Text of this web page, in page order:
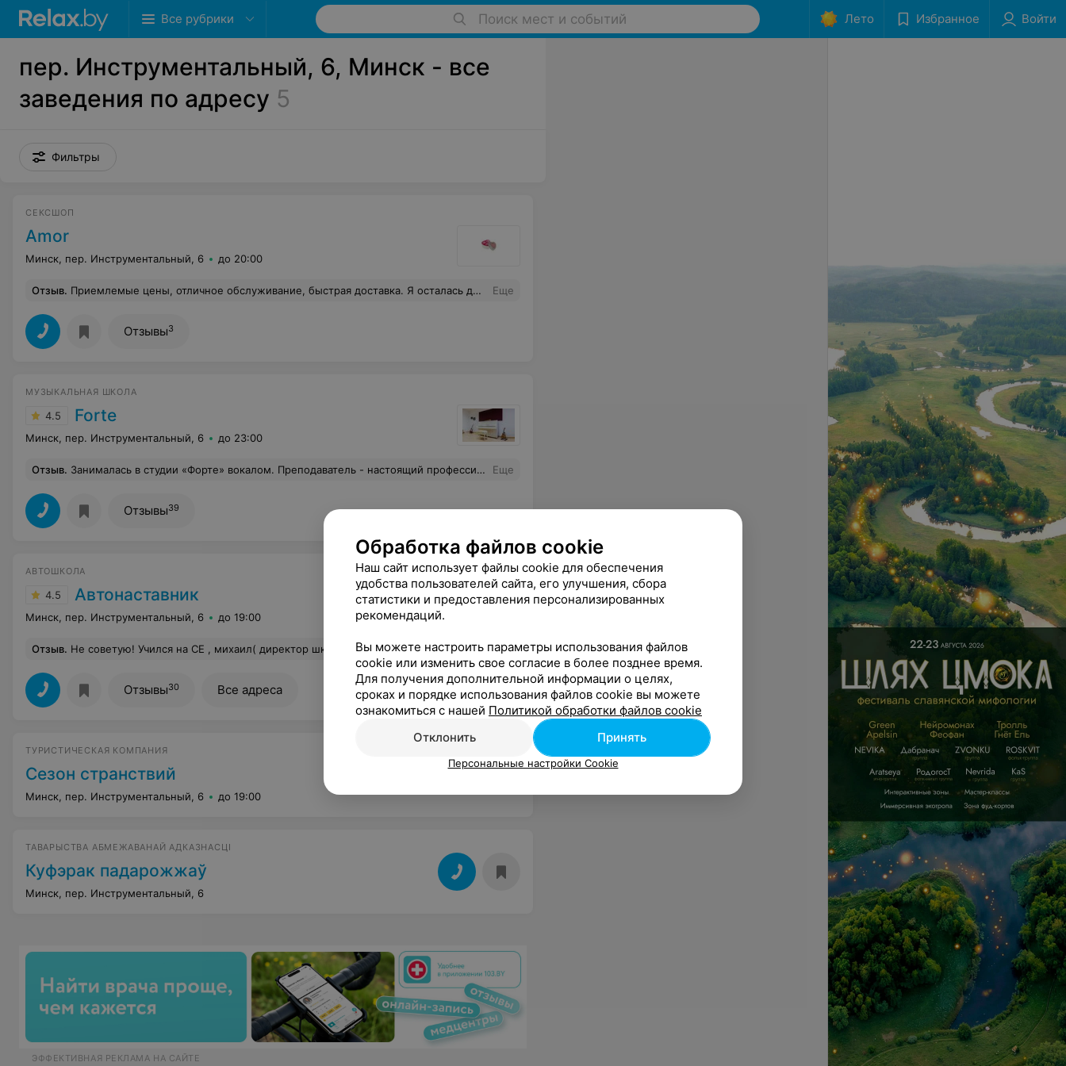
Все рубрики Поиск мест и событий Лето Избранное Войти
пер. Инструментальный, 6, Минск - все
заведения по адресу 5
Фильтры
СЕКСШОП
Amor
Минск, пер. Инструментальный, 6 до 20:00
Отзыв. Приемлемые цены, отличное обслуживание, быстрая доставка. Я осталась довольна. Еще
Отзывы3
МУЗЫКАЛЬНАЯ ШКОЛА
4.5 Forte
Минск, пер. Инструментальный, 6 до 23:00
Отзыв. Занималась в студии «Форте» вокалом. Преподаватель - настоящий профессионал, показал все возможности моего голоса, раскрепостил меня. Администраторы очень приветливые и вежливые, помогут разобраться в любой ситуации. Однозначно рекомендую! Еще
Отзывы39
АВТОШКОЛА
4.5 Автонаставник
Минск, пер. Инструментальный, 6 до 19:00
Отзыв. Не советую! Учился на СЕ , михаил( директор школы) как наставник ни о чем! Машина «гроб на колесах» в город так и не выехали, как результат город в ГАИ не сдал! Еще
Отзывы30 Все адреса
ТУРИСТИЧЕСКАЯ КОМПАНИЯ
Сезон странствий
Минск, пер. Инструментальный, 6 до 19:00
ТАВАРЫСТВА АБМЕЖАВАНАЙ АДКАЗНАСЦІ
Куфэрак падарожжаў
Минск, пер. Инструментальный, 6
ЭФФЕКТИВНАЯ РЕКЛАМА НА САЙТЕ
Обработка файлов cookie
Наш сайт использует файлы cookie для обеспечения
удобства пользователей сайта, его улучшения, сбора
статистики и предоставления персонализированных
рекомендаций.
Вы можете настроить параметры использования файлов
cookie или изменить свое согласие в более позднее время.
Для получения дополнительной информации о целях,
сроках и порядке использования файлов cookie вы можете
ознакомиться с нашей Политикой обработки файлов cookie
Отклонить
Принять
Персональные настройки Cookie